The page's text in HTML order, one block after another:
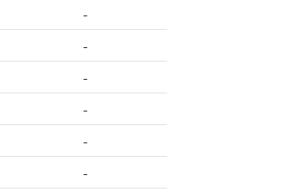
-
-
-
-
-
-